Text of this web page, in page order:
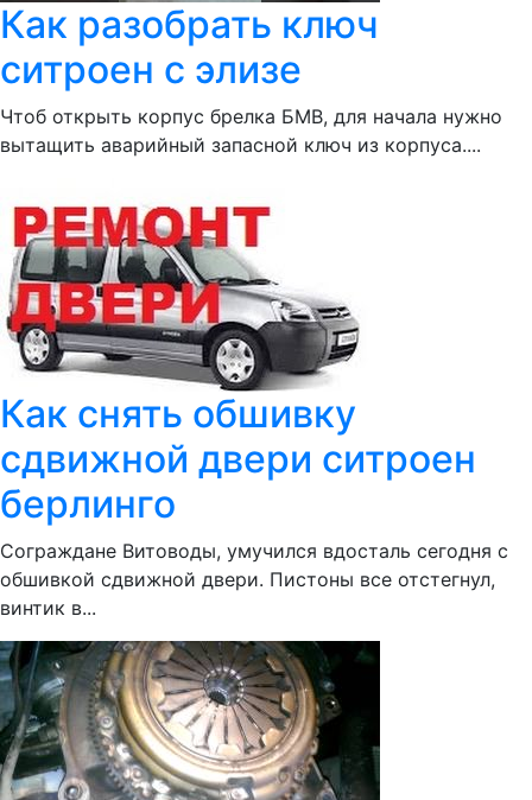
Как разобрать ключ
ситроен с элизе
Чтоб открыть корпус брелка БМВ, для начала нужно
вытащить аварийный запасной ключ из корпуса....
Как снять обшивку
сдвижной двери ситроен
берлинго
Сограждане Витоводы, умучился вдосталь сегодня с
обшивкой сдвижной двери. Пистоны все отстегнул,
винтик в...